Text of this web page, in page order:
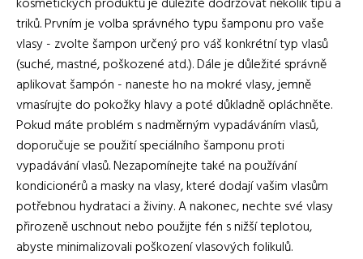
triků. Prvním je volba správného typu šamponu pro vaše
vlasy - zvolte šampon určený pro váš konkrétní typ vlasů
(suché, mastné, poškozené atd.). Dále je důležité správně
aplikovat šampón - naneste ho na mokré vlasy, jemně
vmasírujte do pokožky hlavy a poté důkladně opláchněte.
Pokud máte problém s nadměrným vypadáváním vlasů,
doporučuje se použití speciálního šamponu proti
vypadávání vlasů. Nezapomínejte také na používání
kondicionérů a masky na vlasy, které dodají vašim vlasům
potřebnou hydrataci a živiny. A nakonec, nechte své vlasy
přirozeně uschnout nebo použijte fén s nižší teplotou,
abyste minimalizovali poškození vlasových folikulů.